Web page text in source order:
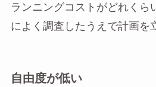
ランニングコストがどれくら
によく調査したうえで計画を
自由度が低い